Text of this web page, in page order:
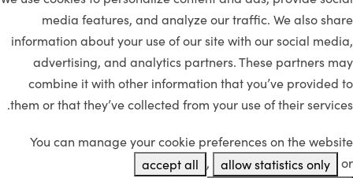
media features, and analyze our traffic. We also share
information about your use of our site with our social media,
advertising, and analytics partners. These partners may
combine it with other information that you’ve provided to
them or that they’ve collected from your use of their services.
You can manage your cookie preferences on the website
,
or